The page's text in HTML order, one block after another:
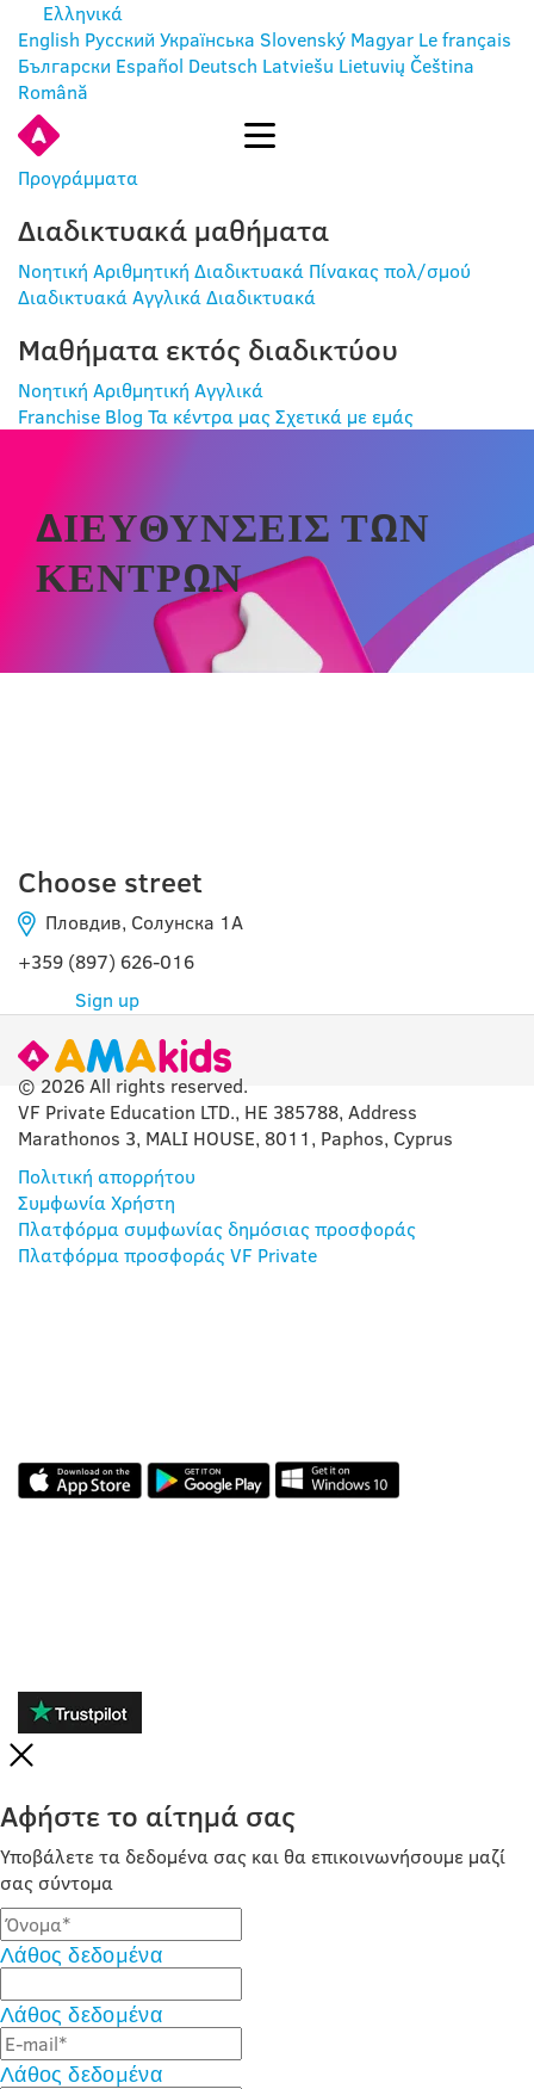
Ελληνικά
English Русский Українська Slovenský Magyar Le français
Български Español Deutsch Latviešu Lietuvių Čeština
Română
Προγράμματα
Διαδικτυακά μαθήματα
Νοητική Αριθμητική Διαδικτυακά Πίνακας πολ/σμού
ΔιαδικτυακάΑγγλικά Διαδικτυακά
Μαθήματα εκτός διαδικτύου
Νοητική Αριθμητική Αγγλικά
Franchise Blog Τα κέντρα μαςΣχετικά με εμάς
ΔΙΕΥΘΎΝΣΕΙΣ ΤΩΝ
ΚΈΝΤΡΩΝ
Choose street
Пловдив, Солунска 1А
+359 (897) 626-016
Sign up
© 2026 All rights reserved.
VF Private Education LTD., HE 385788, Address
Marathonos 3, MALI HOUSE, 8011, Paphos, Cyprus
Πολιτική απορρήτου
Συμφωνία Χρήστη
Πλατφόρμα συμφωνίας δημόσιας προσφοράς
Πλατφόρμα προσφοράς VF Private
Αφήστε το αίτημά σας
Υποβάλετε τα δεδομένα σας και θα επικοινωνήσουμε μαζί
σας σύντομα
Λάθος δεδομένα
Λάθος δεδομένα
Λάθος δεδομένα